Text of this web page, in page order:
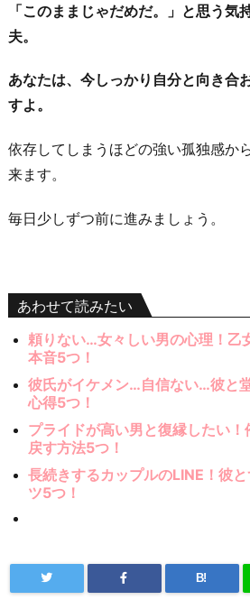
「このままじゃだめだ。」と思う気
夫。
あなたは、今しっかり自分と向き合
すよ。
依存してしまうほどの強い孤独感か
来ます。
毎日少しずつ前に進みましょう。
あわせて読みたい
頼りない…女々しい男の心理！乙
本音5つ！
彼氏がイケメン…自信ない…彼と
心得5つ！
プライドが高い男と復縁したい！
戻す方法5つ！
長続きするカップルのLINE！彼
ツ5つ！
B!